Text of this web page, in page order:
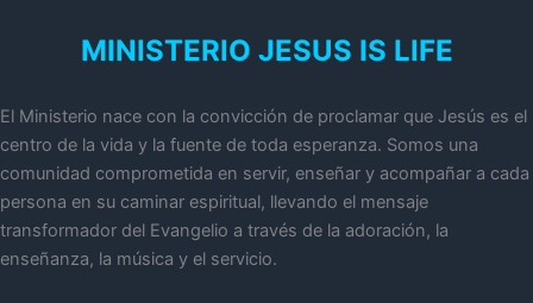
MINISTERIO JESUS IS LIFE
El Ministerio nace con la convicción de proclamar que Jesús es el
centro de la vida y la fuente de toda esperanza. Somos una
comunidad comprometida en servir, enseñar y acompañar a cada
persona en su caminar espiritual, llevando el mensaje
transformador del Evangelio a través de la adoración, la
enseñanza, la música y el servicio.